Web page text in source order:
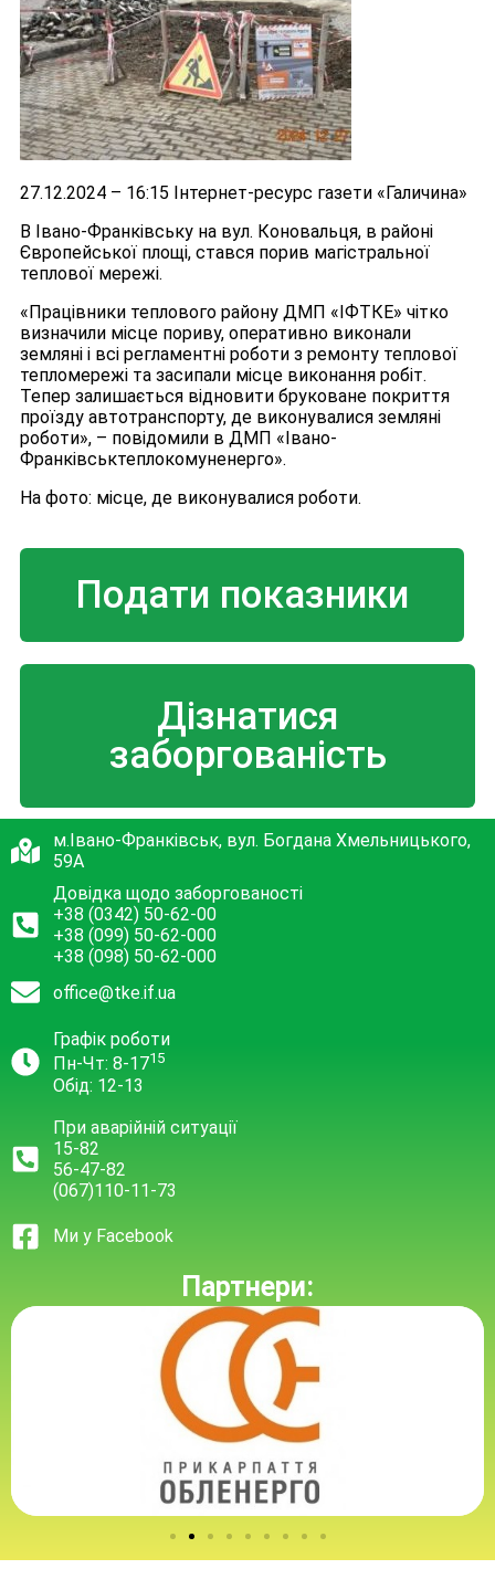
27.12.2024 – 16:15 Інтернет-ресурс газети «Галичина»
В Івано-Франківську на вул. Коновальця, в районі
Європейської площі, стався порив магістральної
теплової мережі.
«Працівники теплового району ДМП «ІФТКЕ» чітко
визначили місце пориву, оперативно виконали
земляні і всі регламентні роботи з ремонту теплової
тепломережі та засипали місце виконання робіт.
Тепер залишається відновити бруковане покриття
проїзду автотранспорту, де виконувалися земляні
роботи», – повідомили в ДМП «Івано-
Франківськтеплокомуненерго».
На фото: місце, де виконувалися роботи.
Подати показники
Дізнатися
заборгованість
м.Івано-Франківськ, вул. Богдана Хмельницького,
59А
Довідка щодо заборгованості
+38 (0342) 50-62-00
+38 (099) 50-62-000
+38 (098) 50-62-000
office@tke.if.ua
Графік роботи
Пн-Чт: 8-1715
Обід: 12-13
При аварійній ситуації
15-82
56-47-82
(067)110-11-73
Ми у Facebook
Партнери: